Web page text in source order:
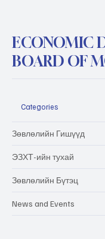
ECONOMIC
BOARD OF
Categories
Зөвлөлийн Гишүүд
ЭЗХТ-ийн тухай
Зөвлөлийн Бүтэц
News and Events